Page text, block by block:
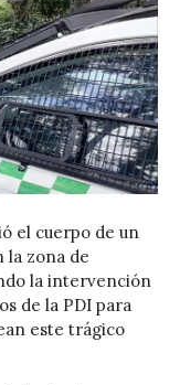
el cuerpo de un
la zona de
la intervención
de la PDI para
este trágico